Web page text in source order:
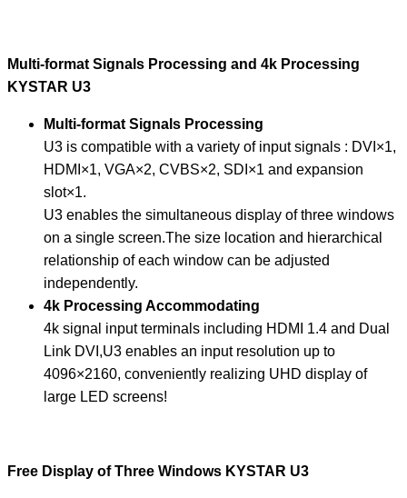
Multi-format Signals Processing and 4k Processing
KYSTAR U3
Multi-format Signals Processing
U3 is compatible with a variety of input signals : DVI×1,
HDMI×1, VGA×2, CVBS×2, SDI×1 and expansion
slot×1.
U3 enables the simultaneous display of three windows
on a single screen.The size location and hierarchical
relationship of each window can be adjusted
independently.
4k Processing Accommodating
4k signal input terminals including HDMI 1.4 and Dual
Link DVI,U3 enables an input resolution up to
4096×2160, conveniently realizing UHD display of
large LED screens!
Free Display of Three Windows KYSTAR U3